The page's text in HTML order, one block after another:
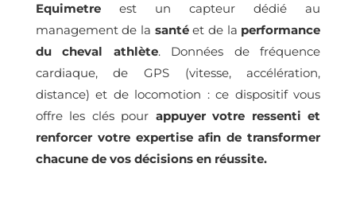
Equimetreest un capteur dédié au
management de la santéet de la performance
du cheval athlète. Données de fréquence
cardiaque, de GPS (vitesse, accélération,
distance) et de locomotion : ce dispositif vous
offre les clés pour appuyer votre ressenti et
renforcer votre expertise afin de transformer
chacune de vos décisions en réussite.